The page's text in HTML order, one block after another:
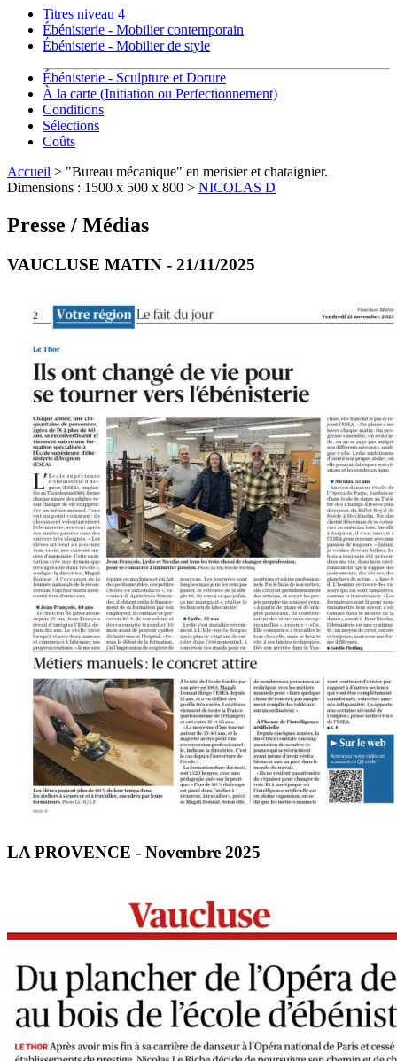
Titres niveau 4
Ébénisterie - Mobilier contemporain
Ébénisterie - Mobilier de style
Ébénisterie - Sculpture et Dorure
À la carte (Initiation ou Perfectionnement)
Conditions
Sélections
Coûts
Accueil > "Bureau mécanique" en merisier et chataignier.
Dimensions : 1500 x 500 x 800 > NICOLAS D
Presse / Médias
VAUCLUSE MATIN - 21/11/2025
LA PROVENCE - Novembre 2025